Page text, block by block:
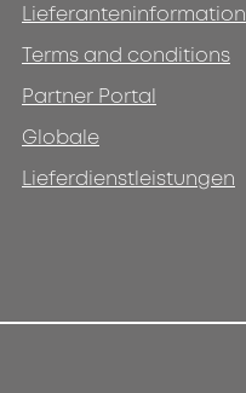
Lieferanteninformation
Terms and conditions
Partner Portal
Globale
Lieferdienstleistungen